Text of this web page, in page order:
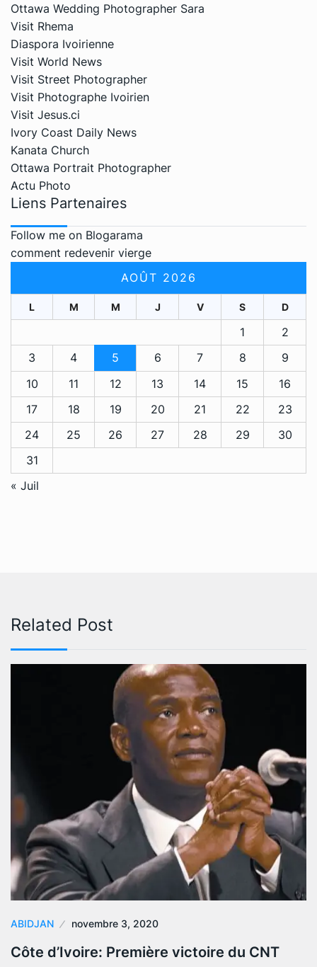
Ottawa Wedding Photographer Sara
Visit Rhema
Diaspora Ivoirienne
Visit World News
Visit Street Photographer
Visit Photographe Ivoirien
Visit Jesus.ci
Ivory Coast Daily News
Kanata Church
Ottawa Portrait Photographer
Actu Photo
Liens Partenaires
Follow me on Blogarama
comment redevenir vierge
AOÛT 2026
L M M J V S D
1
2
3
4 5 6 7 8
9
10
11 12 13 14 15
16
17
18 19 20 21 22
23
24
25 26 27 28 29
30
31
« Juil
Related Post
ABIDJAN novembre 3, 2020
Côte d’Ivoire: Première victoire du CNT